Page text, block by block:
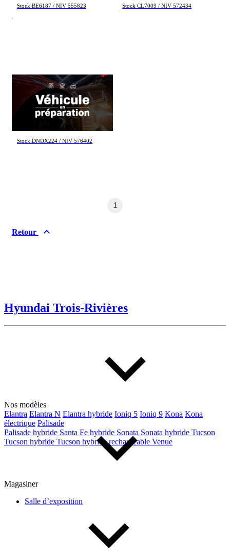
Stock BE6187 / NIV 555823 Stock CL7009 / NIV 572434
Nissan Kicks
SV 2024
17 682 km
Stock DNDX224 / NIV 576402
1
Retour
Hyundai Trois-Rivières
Nos modèles
Elantra Elantra N Elantra hybride Ioniq 5 Ioniq 9 Kona Kona
électrique Palisade
Palisade hybride Santa Fe hybride Sonata Sonata hybride Tucson
Tucson hybride Tucson hybride rechargeable Venue
Magasiner
Salle d’exposition